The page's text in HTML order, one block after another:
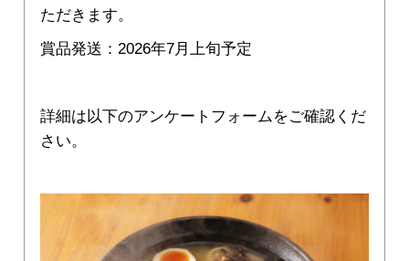
ただきます。
賞品発送：2026年7月上旬予定
詳細は以下のアンケートフォームをご確認くだ
さい。